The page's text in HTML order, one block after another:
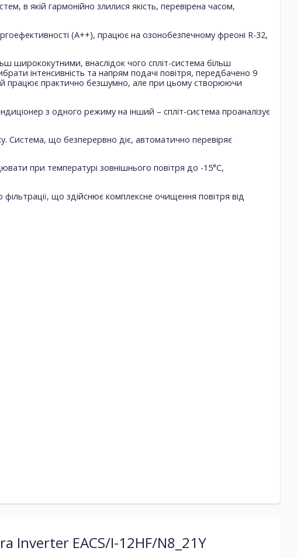
в якій гармонійно злилися якість, перевірена часом,
(А++), працює на озонобезпечному фреоні R-32,
ширококутними, внаслідок чого спліт-система більш
інтенсивність та напрям подачі повітря, передбачено 9
працює практично безшумно, але при цьому створюючи
з одного режиму на інший – спліт-система проаналізує
Система, що безперервно діє, автоматично перевіряє
при температурі зовнішнього повітря до -15°С,
що здійснює комплексне очищення повітря від
Inverter EACS/I-12HF/N8_21Y